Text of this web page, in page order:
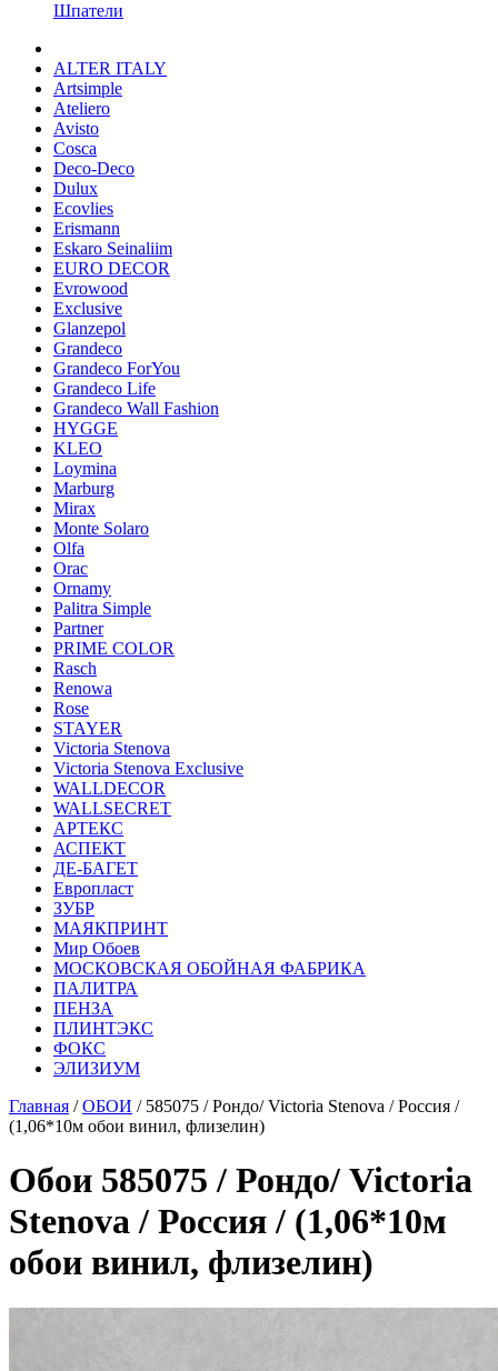
Шпатели
ALTER ITALY
Artsimple
Ateliero
Avisto
Cosca
Deco-Deco
Dulux
Ecovlies
Erismann
Eskaro Seinaliim
EURO DECOR
Evrowood
Exclusive
Glanzepol
Grandeco
Grandeco ForYou
Grandeco Life
Grandeco Wall Fashion
HYGGE
KLEO
Loymina
Marburg
Mirax
Monte Solaro
Olfa
Orac
Ornamy
Palitra Simple
Partner
PRIME COLOR
Rasch
Renowa
Rose
STAYER
Victoria Stenova
Victoria Stenova Exclusive
WALLDECOR
WALLSECRET
АРТЕКС
АСПЕКТ
ДЕ-БАГЕТ
Европласт
ЗУБР
МАЯКПРИНТ
Мир Обоев
МОСКОВСКАЯ ОБОЙНАЯ ФАБРИКА
ПАЛИТРА
ПЕНЗА
ПЛИНТЭКС
ФОКС
ЭЛИЗИУМ
Главная /ОБОИ / 585075 / Рондо/ Victoria Stenova / Россия /
(1,06*10м обои винил, флизелин)
Обои 585075 / Рондо/ Victoria
Stenova / Россия / (1,06*10м
обои винил, флизелин)